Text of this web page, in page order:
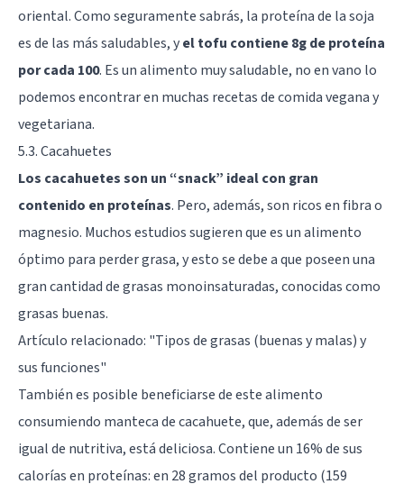
oriental. Como seguramente sabrás, la proteína de la soja
es de las más saludables, yel tofu contiene 8g de proteína
por cada 100. Es un alimento muy saludable, no en vano lo
podemos encontrar en muchas recetas de comida vegana y
vegetariana.
5.3. Cacahuetes
Los cacahuetes son un “snack” ideal con gran
contenido en proteínas. Pero, además, son ricos en fibra o
magnesio. Muchos estudios sugieren que es un alimento
óptimo para perder grasa, y esto se debe a que poseen una
gran cantidad de grasas monoinsaturadas, conocidas como
grasas buenas.
Artículo relacionado: "Tipos de grasas (buenas y malas) y
sus funciones"
También es posible beneficiarse de este alimento
consumiendo manteca de cacahuete, que, además de ser
igual de nutritiva, está deliciosa. Contiene un 16% de sus
calorías en proteínas: en 28 gramos del producto (159